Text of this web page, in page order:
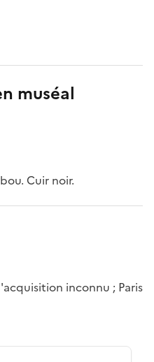
muséal
Cuir noir.
inconnu ; Paris